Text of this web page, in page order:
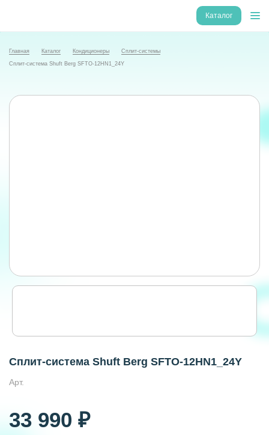
Каталог
Главная Каталог Кондиционеры Сплит-системы
Сплит-система Shuft Berg SFTO-12HN1_24Y
Сплит-система Shuft Berg SFTO-12HN1_24Y
Арт.
33 990 ₽